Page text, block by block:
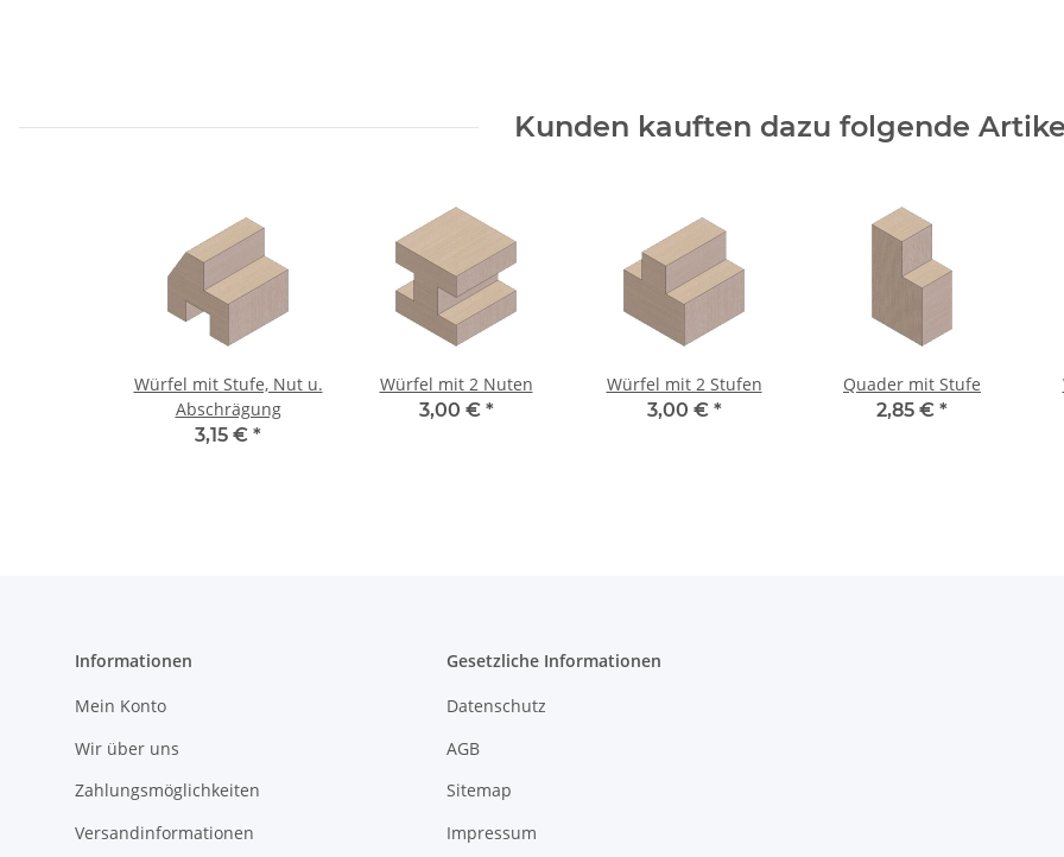
Kunden kauften dazu folgende
Würfel mit Stufe, Nut u.
Abschrägung
3,15 € *
Würfel mit 2 Nuten
3,00 € *
Würfel mit 2 Stufen
3,00 € *
Quader mit Stufe
2,85 € *
Informationen
Mein Konto
Wir über uns
Zahlungsmöglichkeiten
Versandinformationen
Gesetzliche Informationen
Datenschutz
AGB
Sitemap
Impressum